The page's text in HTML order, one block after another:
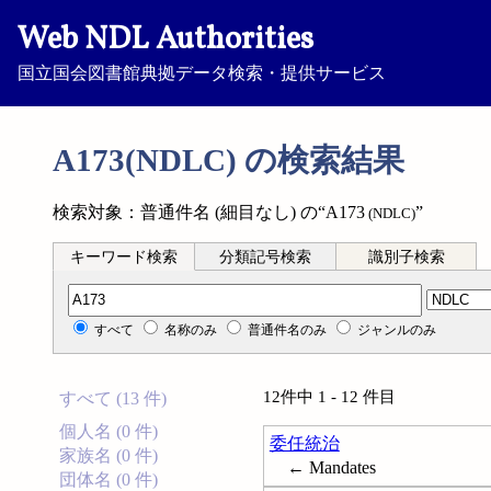
Web NDL Authorities
国立国会図書館典拠データ検索・提供サービス
A173(NDLC) の検索結果
検索対象：普通件名 (細目なし) の“A173 (NDLC)”
キーワード検索 分類記号検索 識別子検索
分類記号検索
すべて 名称のみ 普通件名のみ ジャンルのみ
すべて (13 件)
個人名 (0 件)
家族名 (0 件)
団体名 (0 件)
12件中 1 - 12 件目
委任統治
← Mandates